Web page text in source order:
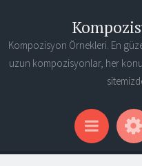
Kompozisyon Örnekleri. En
uzun kompozisyonlar, her
Menu